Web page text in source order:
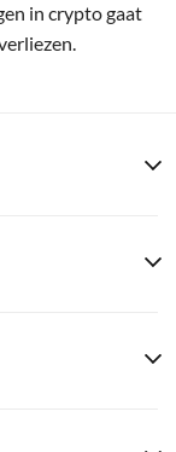
in crypto gaat